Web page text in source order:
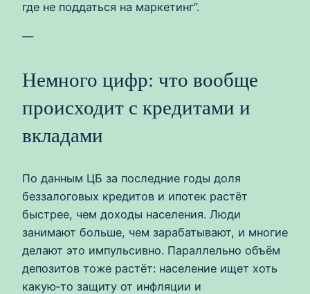
где не поддаться на маркетинг”.
—
Немного цифр: что вообще
происходит с кредитами и
вкладами
По данным ЦБ за последние годы доля
беззалоговых кредитов и ипотек растёт
быстрее, чем доходы населения. Люди
занимают больше, чем зарабатывают, и многие
делают это импульсивно. Параллельно объём
депозитов тоже растёт: население ищет хоть
какую‑то защиту от инфляции и